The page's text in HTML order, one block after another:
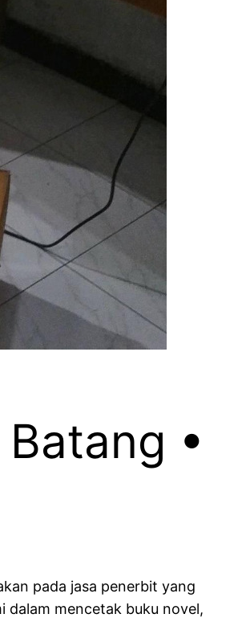
•
pada jasa penerbit yang
dalam mencetak buku novel,